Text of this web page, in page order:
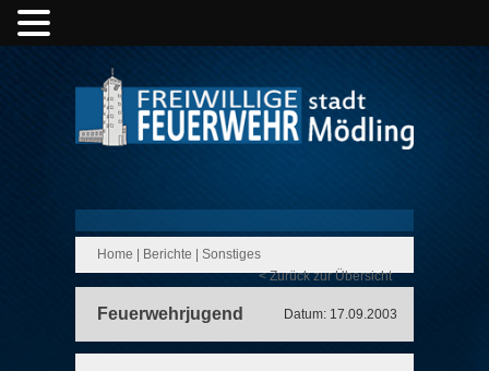
Home Berichte
Sonstiges
< Zurück zur Übersicht
Feuerwehrjugend Datum: 17.09.2003